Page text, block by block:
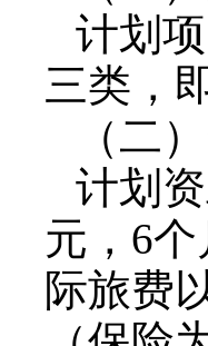
计划
三类，
（二
计划
元， 6个
际旅费